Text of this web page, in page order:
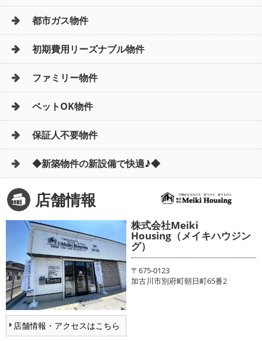
都市ガス物件
初期費用リーズナブル物件
ファミリー物件
ペットOK物件
保証人不要物件
◆新築物件の新設備で快適♪◆
店舗情報
店舗情報・アクセスはこちら
株式会社Meiki
Housing（メイキハウジン
グ）
〒675-0123
加古川市別府町朝日町65番2